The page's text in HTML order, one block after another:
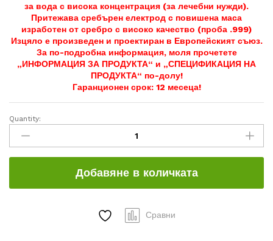
за вода с висока концентрация (за лечебни нужди).
Притежава сребърен електрод с повишена маса
изработен от сребро с високо качество (проба .999)
Изцяло е произведен и проектиран в Европейският съюз.
За по-подробна информация, моля прочетете
„ИНФОРМАЦИЯ ЗА ПРОДУКТА“ и „СПЕЦИФИКАЦИЯ НА
ПРОДУКТА“ по-долу!
Гаранционен срок: 12 месеца!
АПАРАТ
СРЕБЪРНА
ВОДА
quantity
Quantity:
Добавяне в количката
Сравни